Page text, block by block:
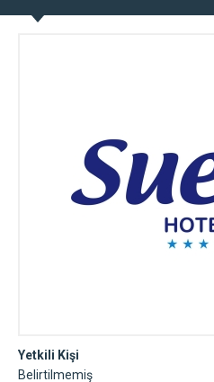
Yetkili Kişi
Belirtilmemiş